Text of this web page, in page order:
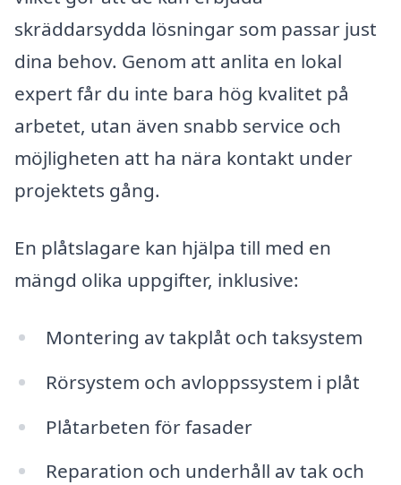
skräddarsydda lösningar som passar just
dina behov. Genom att anlita en lokal
expert får du inte bara hög kvalitet på
arbetet, utan även snabb service och
möjligheten att ha nära kontakt under
projektets gång.
En plåtslagare kan hjälpa till med en
mängd olika uppgifter, inklusive:
Montering av takplåt och taksystem
Rörsystem och avloppssystem i plåt
Plåtarbeten för fasader
Reparation och underhåll av tak och